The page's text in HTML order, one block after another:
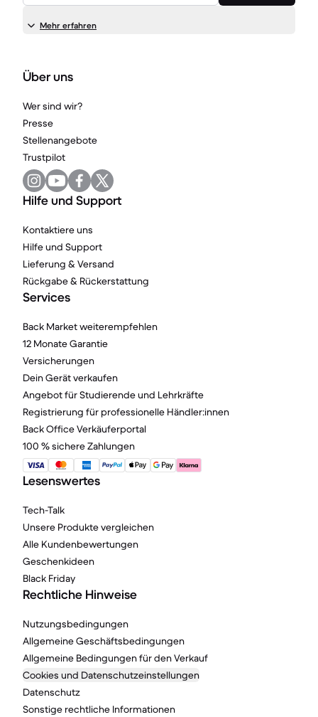
Mehr erfahren
Über uns
Wer sind wir?
Presse
Stellenangebote
Trustpilot
Hilfe und Support
Kontaktiere uns
Hilfe und Support
Lieferung & Versand
Rückgabe & Rückerstattung
Services
Back Market weiterempfehlen
12 Monate Garantie
Versicherungen
Dein Gerät verkaufen
Angebot für Studierende und Lehrkräfte
Registrierung für professionelle Händler:innen
Back Office Verkäuferportal
100 % sichere Zahlungen
Lesenswertes
Tech-Talk
Unsere Produkte vergleichen
Alle Kundenbewertungen
Geschenkideen
Black Friday
Rechtliche Hinweise
Nutzungsbedingungen
Allgemeine Geschäftsbedingungen
Allgemeine Bedingungen für den Verkauf
Cookies und Datenschutzeinstellungen
Datenschutz
Sonstige rechtliche Informationen